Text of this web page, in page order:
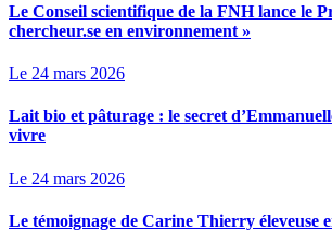
Le Conseil scientifique de la FNH lance le
chercheur.se en environnement »
Le 24 mars 2026
Lait bio et pâturage : le secret
vivre
Le 24 mars 2026
Le témoignage de Carine Thierry éleveuse